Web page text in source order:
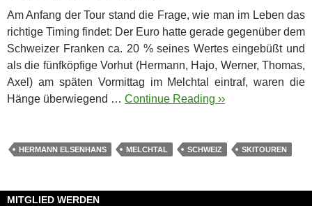
Am Anfang der Tour stand die Frage, wie man im Leben das
richtige Timing findet: Der Euro hatte gerade gegenüber dem
Schweizer Franken ca. 20 % seines Wertes eingebüßt und
als die fünfköpfige Vorhut (Hermann, Hajo, Werner, Thomas,
Axel) am späten Vormittag im Melchtal eintraf, waren die
Hänge überwiegend … Continue Reading ››
HERMANN ELSENHANS MELCHTAL SCHWEIZ SKITOUREN
MITGLIED WERDEN